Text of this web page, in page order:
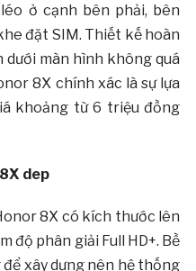
ở cạnh bên phải, bên
đặt SIM. Thiết kế hoàn
màn hình không quá
8X chính xác là sự lựa
khoảng từ 6 triệu đồng
8X có kích thước lên
độ phân giải Full HD+. Bề
xây dựng nên hệ thống